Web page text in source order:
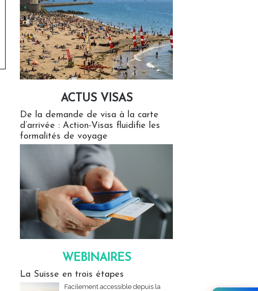
ACTUS VISAS
De la demande de visa à la carte
d’arrivée : Action-Visas fluidifie les
formalités de voyage
WEBINAIRES
La Suisse en trois étapes
Facilement accessible depuis la